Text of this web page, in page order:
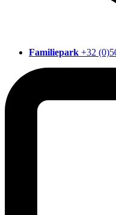
Familiepark +32